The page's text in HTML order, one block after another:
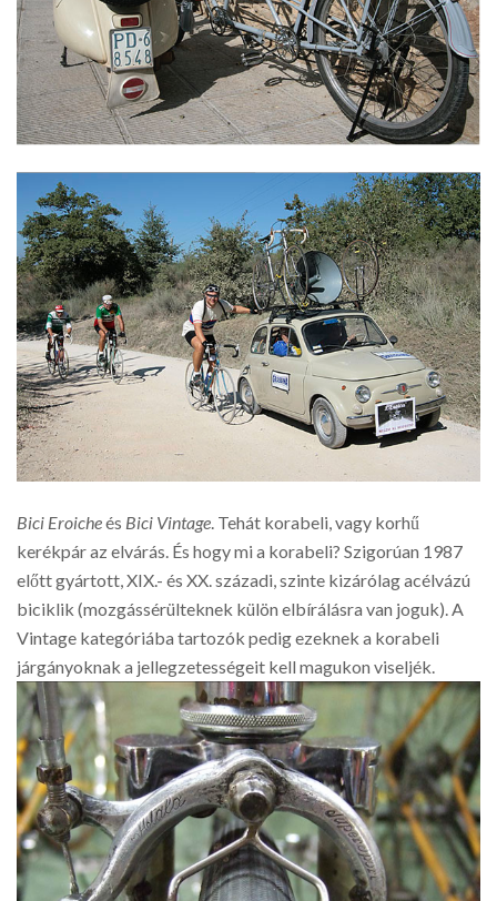
Bici Eroicheés Bici Vintage. Tehát korabeli, vagy korhű
kerékpár az elvárás. És hogy mi a korabeli? Szigorúan 1987
előtt gyártott, XIX.- és XX. századi, szinte kizárólag acélvázú
biciklik (mozgássérülteknek külön elbírálásra van joguk). A
Vintage kategóriába tartozók pedig ezeknek a korabeli
járgányoknak a jellegzetességeit kell magukon viseljék.